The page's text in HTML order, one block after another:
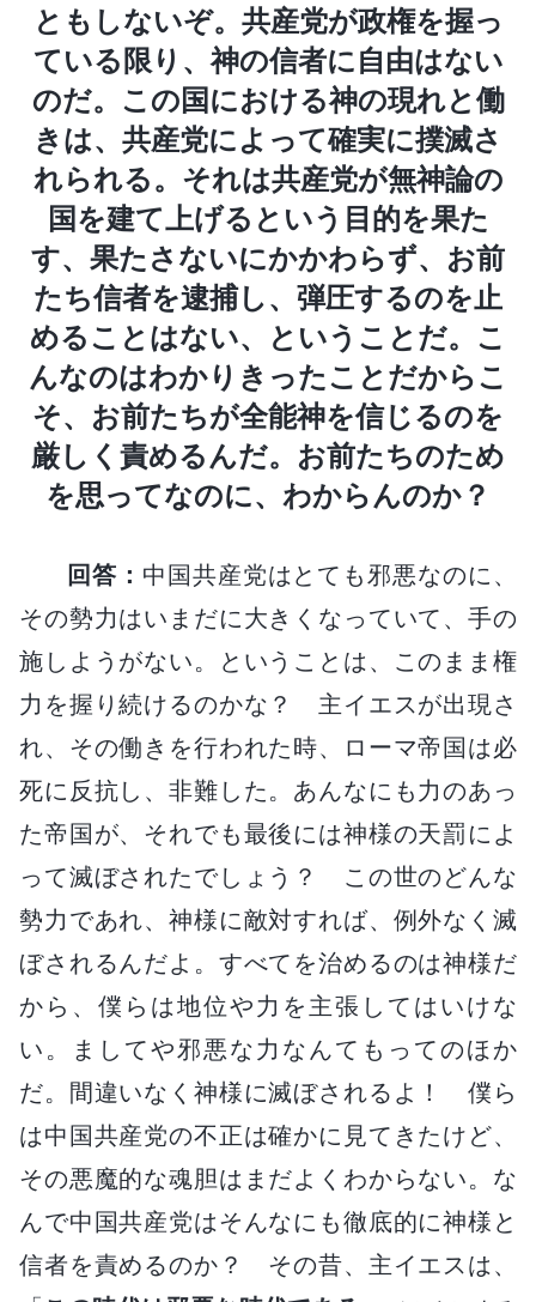
ともしないぞ。共産党が政権を握っ
ている限り、神の信者に自由はない
のだ。この国における神の現れと働
きは、共産党によって確実に撲滅さ
れられる。それは共産党が無神論の
国を建て上げるという目的を果た
す、果たさないにかかわらず、お前
たち信者を逮捕し、弾圧するのを止
めることはない、ということだ。こ
んなのはわかりきったことだからこ
そ、お前たちが全能神を信じるのを
厳しく責めるんだ。お前たちのため
を思ってなのに、わからんのか？
回答： 中国共産党はとても邪悪なのに、
その勢力はいまだに大きくなっていて、手の
施しようがない。ということは、このまま権
力を握り続けるのかな？ 主イエスが出現さ
れ、その働きを行われた時、ローマ帝国は必
死に反抗し、非難した。あんなにも力のあっ
た帝国が、それでも最後には神様の天罰によ
って滅ぼされたでしょう？ この世のどんな
勢力であれ、神様に敵対すれば、例外なく滅
ぼされるんだよ。すべてを治めるのは神様だ
から、僕らは地位や力を主張してはいけな
い。ましてや邪悪な力なんてもってのほか
だ。間違いなく神様に滅ぼされるよ！ 僕ら
は中国共産党の不正は確かに見てきたけど、
その悪魔的な魂胆はまだよくわからない。な
んで中国共産党はそんなにも徹底的に神様と
信者を責めるのか？ その昔、主イエスは、